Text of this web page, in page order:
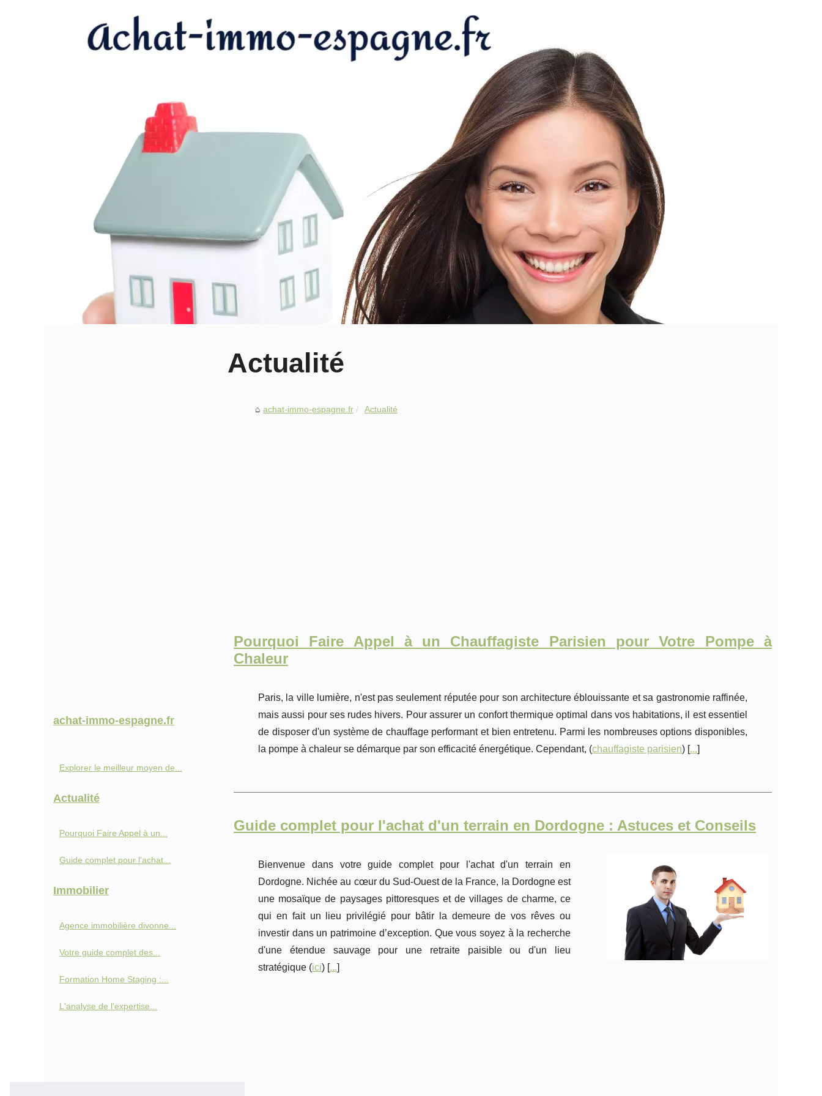
Actualité
achat-immo-espagne.fr Actualité
Pourquoi Faire Appel à un Chauffagiste Parisien pour Votre Pompe à
Chaleur
Paris, la ville lumière, n'est pas seulement réputée pour son architecture éblouissante et sa gastronomie raffinée,
mais aussi pour ses rudes hivers. Pour assurer un confort thermique optimal dans vos habitations, il est essentiel
de disposer d'un système de chauffage performant et bien entretenu. Parmi les nombreuses options disponibles,
la pompe à chaleur se démarque par son efficacité énergétique. Cependant, (chauffagiste parisien) [...]
Guide complet pour l'achat d'un terrain en Dordogne : Astuces et Conseils
Bienvenue dans votre guide complet pour l'achat d'un terrain en
Dordogne. Nichée au cœur du Sud-Ouest de la France, la Dordogne est
une mosaïque de paysages pittoresques et de villages de charme, ce
qui en fait un lieu privilégié pour bâtir la demeure de vos rêves ou
investir dans un patrimoine d’exception. Que vous soyez à la recherche
d'une étendue sauvage pour une retraite paisible ou d'un lieu
stratégique (ici) [...]
achat-immo-espagne.fr
Explorer le meilleur moyen de...
Actualité
Pourquoi Faire Appel à un...
Guide complet pour l'achat...
Immobilier
Agence immobilière divonne...
Votre guide complet des...
Formation Home Staging :...
L'analyse de l'expertise...